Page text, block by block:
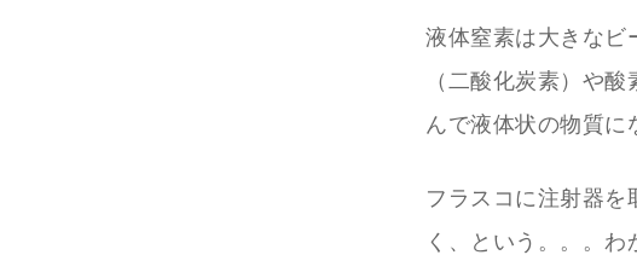
液体窒素は大きな
（二酸化炭素）や
んで液体状の物質に
フラスコに注射器を
く、という。。。